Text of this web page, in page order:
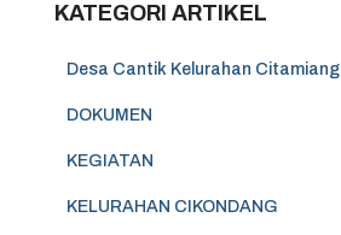
KATEGORI ARTIKEL
Desa Cantik Kelurahan Citamiang
DOKUMEN
KEGIATAN
KELURAHAN CIKONDANG